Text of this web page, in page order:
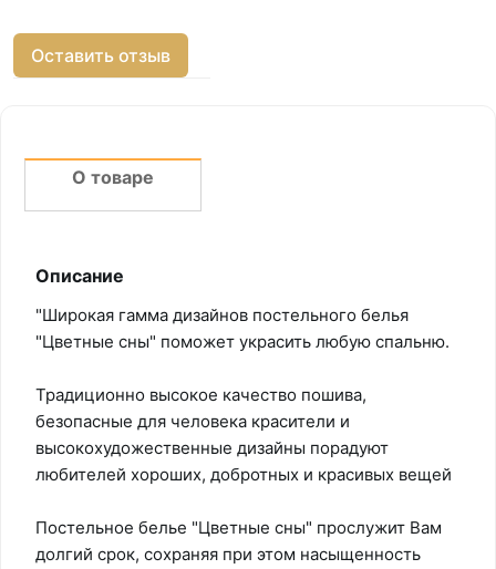
Оставить отзыв
О товаре
Описание
"Широкая гамма дизайнов постельного белья
"Цветные сны" поможет украсить любую спальню.
Традиционно высокое качество пошива,
безопасные для человека красители и
высокохудожественные дизайны порадуют
любителей хороших, добротных и красивых вещей
Постельное белье "Цветные сны" прослужит Вам
долгий срок, сохраняя при этом насыщенность